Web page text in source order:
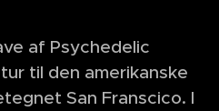
af Psychedelic
til den amerikanske
San Franscico. I